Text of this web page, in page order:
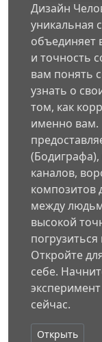
Дизайн
уникальная
объединяет
и точность
вам понять
узнать о
том, как
именно
каналов,
композитов
между
высокой
Откройте
себе.
сейчас.
Открыть